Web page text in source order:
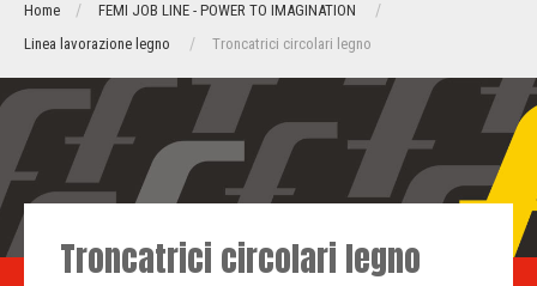
Home
FEMI JOB LINE - POWER TO IMAGINATION
Linea lavorazione legno
Troncatrici circolari legno
Troncatrici circolari legno